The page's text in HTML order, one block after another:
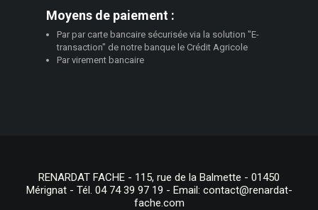
Moyens de paiement :
Par par carte bancaire sécurisée via la solution "E-
transaction" de notre banque le Crédit Agricole
Par virement bancaire
RENARDAT FACHE - 115, rue de la Balmette - 01450
Mérignat - Tél. 04 74 39 97 19 - Email: contact@renardat-
fache.com